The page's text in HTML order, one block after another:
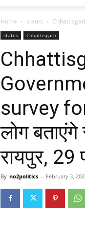
Home states
states Chhattisgarh
survey
लोग
रायपुर,
By no2politics - February 3,